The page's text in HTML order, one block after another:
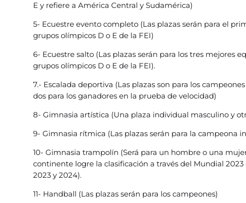
E y refiere a América Central y Sudamérica)
5- Ecuestre evento completo (Las plazas serán para el
grupos olímpicos D o E de la FEI)
6- Ecuestre salto (Las plazas serán para los tres mejores
grupos olímpicos D o E de la FEI).
7.- Escalada deportiva (Las plazas son para los
dos para los ganadores en la prueba de velocidad)
8- Gimnasia artística (Una plaza individual masculino y
9- Gimnasia rítmica (Las plazas serán para la campeona
10- Gimnasia trampolín (Será para un hombre o una
continente logre la clasificación a través del Mundial
2023 y 2024).
11- Handball (Las plazas serán para los campeones)